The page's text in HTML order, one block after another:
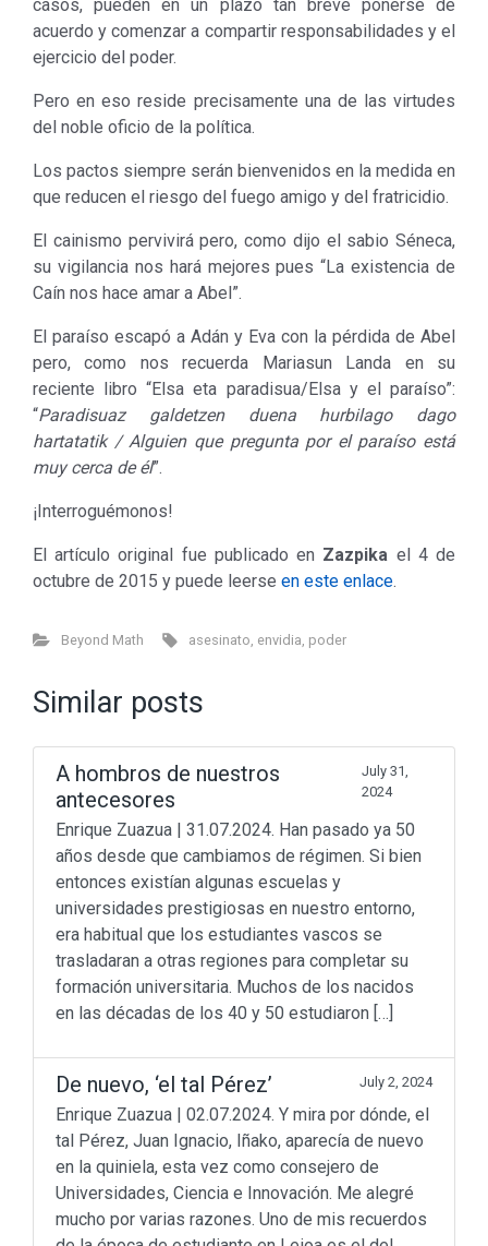
casos, pueden en un plazo tan breve ponerse de
acuerdo y comenzar a compartir responsabilidades y el
ejercicio del poder.
Pero en eso reside precisamente una de las virtudes
del noble oficio de la política.
Los pactos siempre serán bienvenidos en la medida en
que reducen el riesgo del fuego amigo y del fratricidio.
El cainismo pervivirá pero, como dijo el sabio Séneca,
su vigilancia nos hará mejores pues “La existencia de
Caín nos hace amar a Abel”.
El paraíso escapó a Adán y Eva con la pérdida de Abel
pero, como nos recuerda Mariasun Landa en su
reciente libro “Elsa eta paradisua/Elsa y el paraíso”:
“Paradisuaz galdetzen duena hurbilago dago
hartatatik / Alguien que pregunta por el paraíso está
muy cerca de él”.
¡Interroguémonos!
El artículo original fue publicado en Zazpika el 4 de
octubre de 2015 y puede leerse en este enlace.
Beyond Math asesinato envidia poder
Similar posts
A hombros de nuestros
antecesores
July 31,
2024
Enrique Zuazua | 31.07.2024. Han pasado ya 50
años desde que cambiamos de régimen. Si bien
entonces existían algunas escuelas y
universidades prestigiosas en nuestro entorno,
era habitual que los estudiantes vascos se
trasladaran a otras regiones para completar su
formación universitaria. Muchos de los nacidos
en las décadas de los 40 y 50 estudiaron […]
De nuevo, ‘el tal Pérez’ July 2, 2024
Enrique Zuazua | 02.07.2024. Y mira por dónde, el
tal Pérez, Juan Ignacio, Iñako, aparecía de nuevo
en la quiniela, esta vez como consejero de
Universidades, Ciencia e Innovación. Me alegré
mucho por varias razones. Uno de mis recuerdos